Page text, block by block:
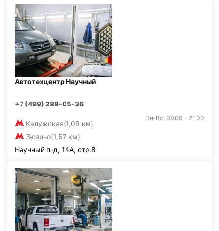
Автотехцентр Научный
+7 (499) 288-05-36
Калужская(1,09 км)
Зюзино(1,57 км)
Пн-Вс: 09:00 - 21:00
Научный п-д, 14А, стр.8